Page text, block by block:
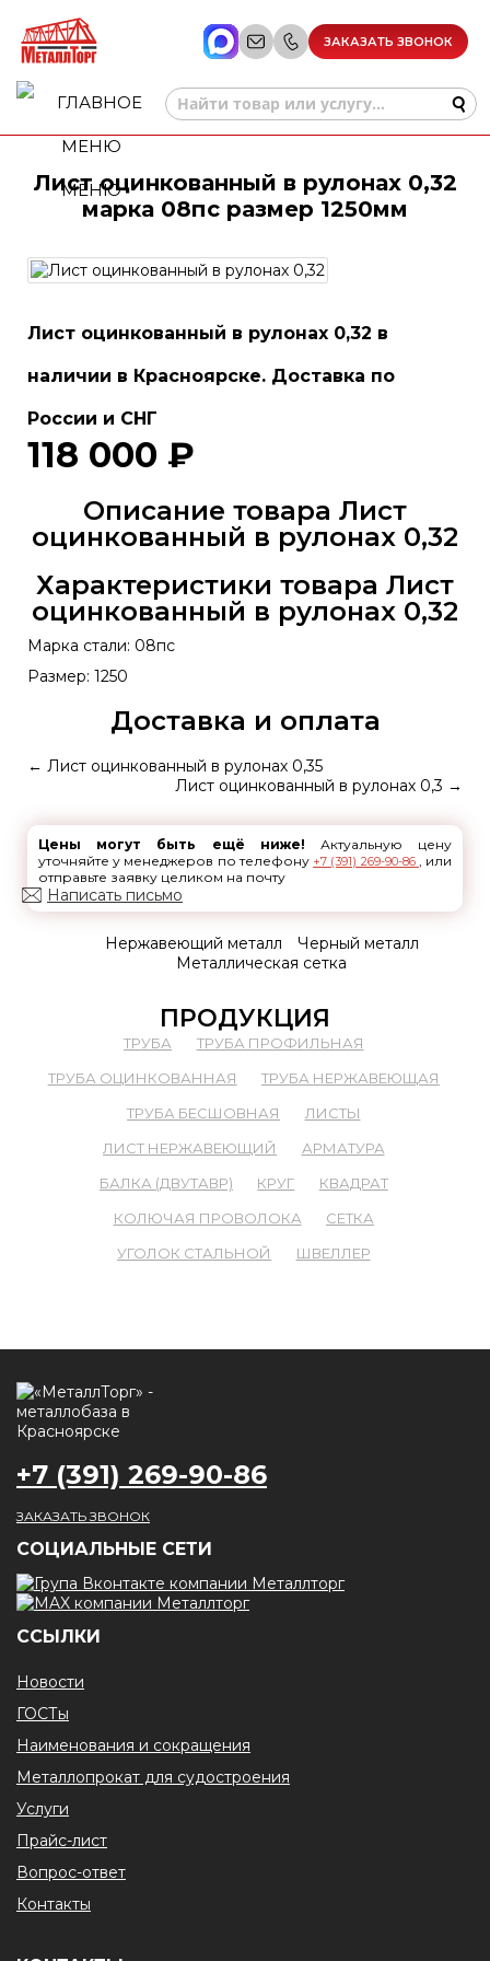
ЗАКАЗАТЬ ЗВОНОК
МЕНЮ
Лист оцинкованный в рулонах 0,32
марка 08пс размер 1250мм
Лист оцинкованный в рулонах 0,32 в
наличии в Красноярске. Доставка по
России и СНГ
118 000 ₽
Описание товара Лист
оцинкованный в рулонах 0,32
Характеристики товара Лист
оцинкованный в рулонах 0,32
Марка стали: 08пс
Размер: 1250
Доставка и оплата
← Лист оцинкованный в рулонах 0,35
Лист оцинкованный в рулонах 0,3 →
Цены могут быть ещё ниже! Актуальную цену
уточняйте у менеджеров по телефону +7 (391) 269-90-86 , или
отправьте заявку целиком на почту
Написать письмо
Нержавеющий металл
Черный металл
Металлическая сетка
ПРОДУКЦИЯ
ТРУБА
ТРУБА ПРОФИЛЬНАЯ
ТРУБА ОЦИНКОВАННАЯ
ТРУБА НЕРЖАВЕЮЩАЯ
ТРУБА БЕСШОВНАЯ
ЛИСТЫ
ЛИСТ НЕРЖАВЕЮЩИЙ
АРМАТУРА
БАЛКА (ДВУТАВР)
КРУГ
КВАДРАТ
КОЛЮЧАЯ ПРОВОЛОКА
СЕТКА
УГОЛОК СТАЛЬНОЙ
ШВЕЛЛЕР
+7 (391) 269-90-86
ЗАКАЗАТЬ ЗВОНОК
CОЦИАЛЬНЫЕ СЕТИ
ССЫЛКИ
Новости
ГОСТы
Наименования и сокращения
Металлопрокат для судостроения
Услуги
Прайс-лист
Вопрос-ответ
Контакты